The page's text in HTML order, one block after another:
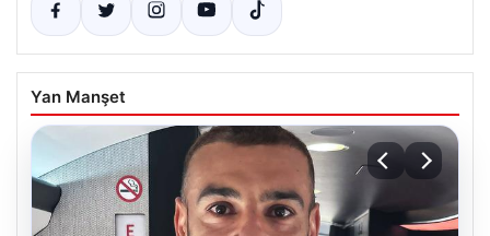
Yan Manşet